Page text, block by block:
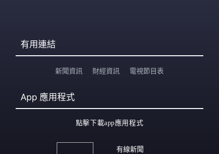
有用連結
新聞資訊 財經資訊 電視節目表
App 應用程式
點擊下載app應用程式
有線新聞